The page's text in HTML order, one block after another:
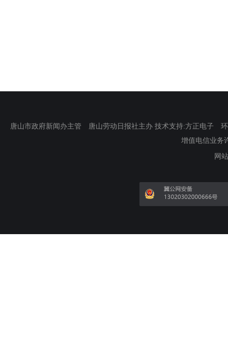
唐山市政府新闻办主管 唐山劳动日报社主办 技术支持:方正电子
增值电信业务
网